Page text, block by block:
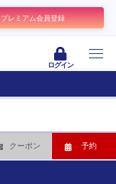
プレミアム会員登録
ログイン
クーポン 予約